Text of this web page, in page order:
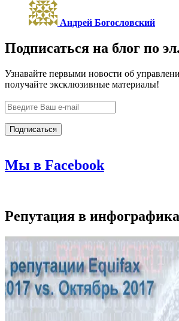
Андрей Богословский
Подписаться на блог по
Узнавайте первыми новости об
получайте эксклюзивные материалы!
Мы в Facebook
Репутация в